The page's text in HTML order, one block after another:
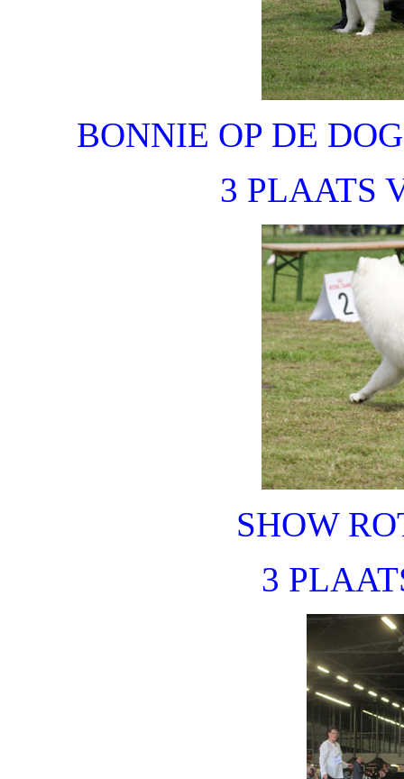
BONNIE OP DE
3 PLAATS
SHOW
3